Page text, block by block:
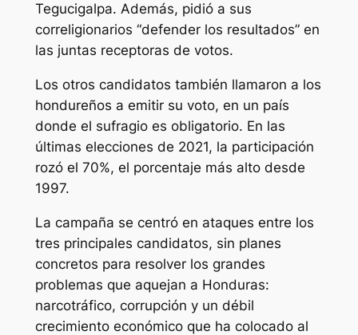
Tegucigalpa. Además, pidió a sus
correligionarios “defender los resultados” en
las juntas receptoras de votos.
Los otros candidatos también llamaron a los
hondureños a emitir su voto, en un país
donde el sufragio es obligatorio. En las
últimas elecciones de 2021, la participación
rozó el 70%, el porcentaje más alto desde
1997.
La campaña se centró en ataques entre los
tres principales candidatos, sin planes
concretos para resolver los grandes
problemas que aquejan a Honduras:
narcotráfico, corrupción y un débil
crecimiento económico que ha colocado al